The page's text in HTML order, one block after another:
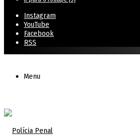
Instagram
YouTube
Facebook
RSS
Menu